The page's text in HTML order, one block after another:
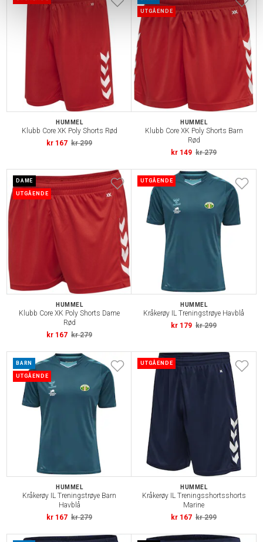
HUMMEL
Klubb Core XK Poly Shorts Rød
kr 167 kr 299
UTGÅENDE
HUMMEL
Klubb Core XK Poly Shorts Barn
Rød
kr 149 kr 279
DAME
UTGÅENDE
HUMMEL
Klubb Core XK Poly Shorts Dame
Rød
kr 167 kr 279
UTGÅENDE
HUMMEL
Kråkerøy IL Treningstrøye Havblå
kr 179 kr 299
BARN
UTGÅENDE
HUMMEL
Kråkerøy IL Treningstrøye Barn
Havblå
kr 167 kr 279
UTGÅENDE
HUMMEL
Kråkerøy IL Treningsshortsshorts
Marine
kr 167 kr 299